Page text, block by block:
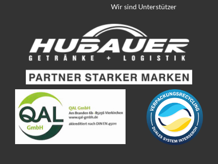
Wir sind Unterstützer